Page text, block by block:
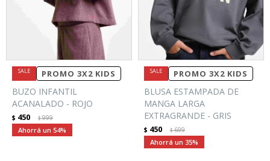
PROMO 3X2 KIDS
BUZO INFANTIL
ACANALADO - ROJO
$ 450 $999
54
PROMO 3X2 KIDS
BLUSA ESTAMPADA DE
MANGA LARGA
EXTRAGRANDE - GRIS
$ 450 $699
35